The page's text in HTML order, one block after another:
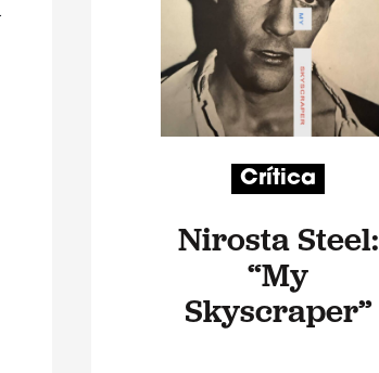
Crítica
Nirosta Steel:
“My
Skyscraper”